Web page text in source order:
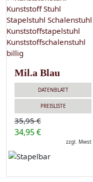
Mil.a Blau
DATENBLATT
PREISLISTE
35,95 €
34,95 €
zzgl. Mwst